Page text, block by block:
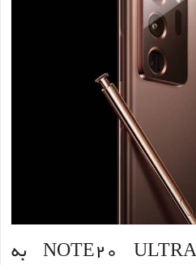
سامسونگ گلکسی NOTE20 ULTRA به